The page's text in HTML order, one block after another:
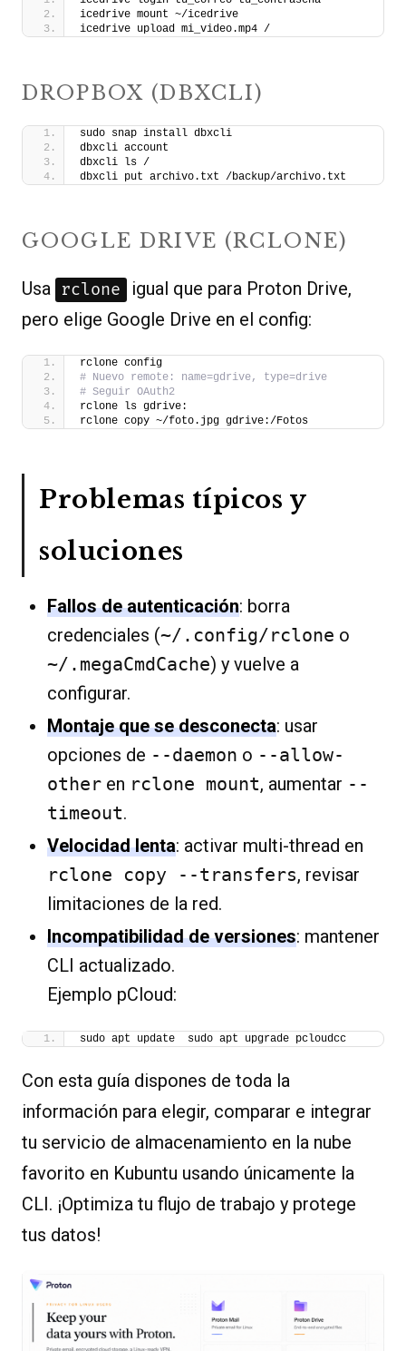
icedrive mount ~/icedrive
icedrive upload mi_video.mp4 /
DROPBOX (DBXCLI)
sudo snap install dbxcli
dbxcli account
dbxcli ls /
dbxcli put archivo.txt /backup/archivo.txt
GOOGLE DRIVE (RCLONE)
Usa rclone
igual que para Proton Drive,
pero elige Google Drive en el config:
rclone config
# Nuevo remote: name=gdrive, type=drive
# Seguir OAuth2
rclone ls gdrive:
rclone copy ~/foto.jpg gdrive:/Fotos
Problemas típicos y
soluciones
Fallos de autenticación: borra
credenciales (~/.config/rclone o
~/.megaCmdCache) y vuelve a
configurar.
Montaje que se desconecta: usar
opciones de --daemon o --allow-
other en rclone mount, aumentar --
timeout.
Velocidad lenta: activar multi-thread en
rclone copy --transfers, revisar
limitaciones de la red.
Incompatibilidad de versiones: mantener
CLI actualizado.
Ejemplo pCloud:
sudo apt update  sudo apt upgrade pcloudcc
Con esta guía dispones de toda la
información para elegir, comparar e integrar
tu servicio de almacenamiento en la nube
favorito en Kubuntu usando únicamente la
CLI. ¡Optimiza tu flujo de trabajo y protege
tus datos!